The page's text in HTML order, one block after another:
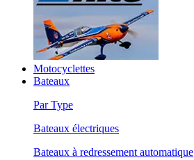
Motocyclettes
Bateaux
Par Type
Bateaux électriques
Bateaux à redressement automatique